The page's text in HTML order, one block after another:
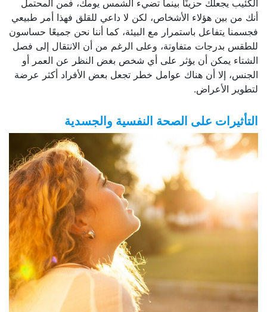
الكئيب يجعلك حزينًا بينما تضيء الشمس يومك، فمن المحتمل
أنك من بين هؤلاء الأشخاص، لكن لا داعي للقلق فهذا أمر طبيعي
فجسمنا يتفاعل باستمرار مع البيئة، كما أننا نحن جميعًا حساسون
للطقس بدرجات متفاوتة، وعلى الرغم من أن الانتقال إلى فصل
الشتاء يمكن أن يؤثر على أي شخص بغض النظر عن العمر أو
الجنس، إلا أن هناك عوامل خطر تجعل بعض الأفراد أكثر عرضة
لتطوير الأعراض.
التأثيرات على الصحة النفسية والجسدية